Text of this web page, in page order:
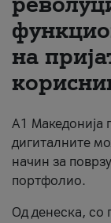
За нас
на
А1 Македонија
дигиталните
начин за
портфолио.
Од денеска, со